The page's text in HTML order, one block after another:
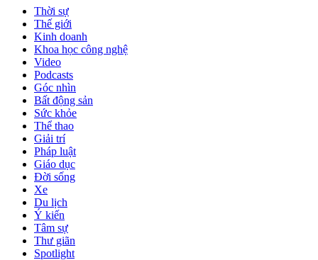
Thời sự
Thế giới
Kinh doanh
Khoa học công nghệ
Video
Podcasts
Góc nhìn
Bất động sản
Sức khỏe
Thể thao
Giải trí
Pháp luật
Giáo dục
Đời sống
Xe
Du lịch
Ý kiến
Tâm sự
Thư giãn
Spotlight